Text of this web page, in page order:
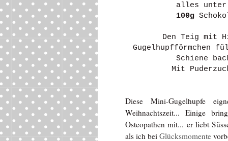
alles unter
100g
Den Teig mit
Gugelhupfförmchen
Schiene
Mit
Diese Mini-Gugelhupfe
Weihnachtszeit... Einige
Osteopathen mit... er liebt
als ich bei Glücksmomente